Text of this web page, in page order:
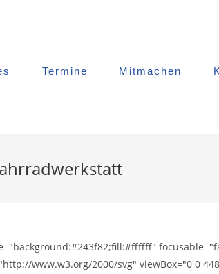
Termine Mitmachen